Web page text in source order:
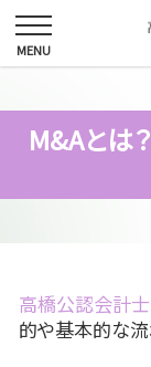
M&Aとは
高橋公認会計
的や基本的な